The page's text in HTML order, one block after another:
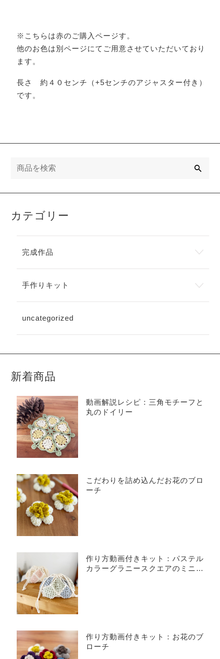
※こちらは赤のご購入ページす。
他のお色は別ページにてご用意させていただいており
ます。
長さ 約４０センチ（+5センチのアジャスター付き）
です。
カテゴリー
完成作品
手作りキット
uncategorized
新着商品
動画解説レシピ：三角モチーフと
丸のドイリー
こだわりを詰め込んだお花のブロ
ーチ
作り方動画付きキット：パステル
カラーグラニースクエアのミニバ
作り方動画付きキット：お花のブ
ローチ